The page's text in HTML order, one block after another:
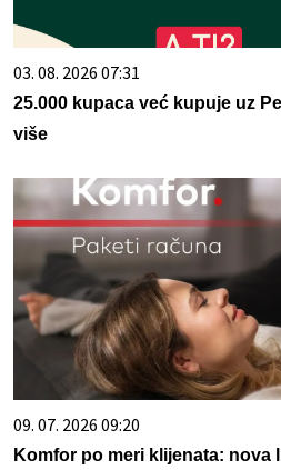
03. 08. 2026 07:31
25.000 kupaca već kupuje uz
više
09. 07. 2026 09:20
Komfor po meri klijenata: nova